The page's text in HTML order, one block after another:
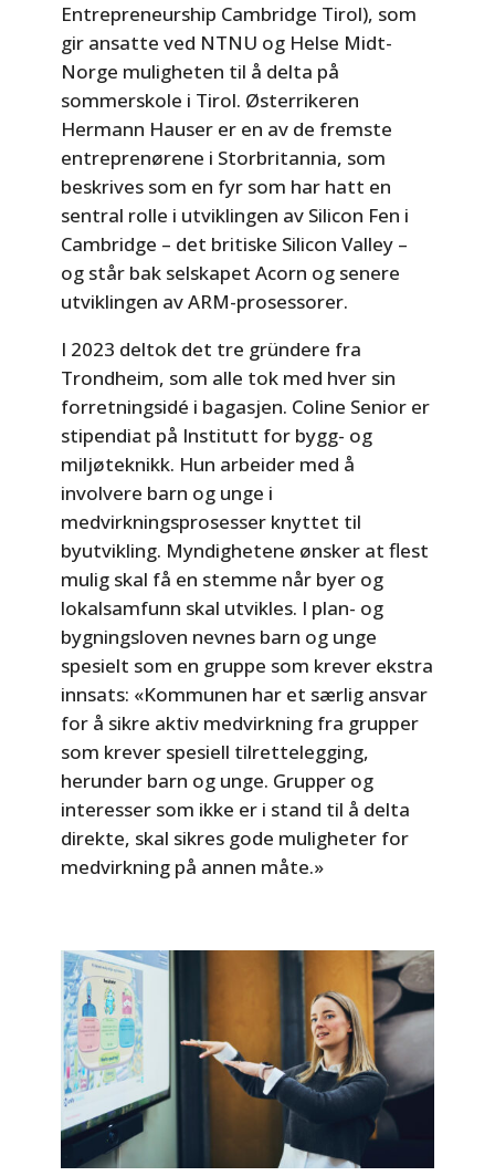
Entrepreneurship Cambridge Tirol), som
gir ansatte ved NTNU og Helse Midt-
Norge muligheten til å delta på
sommerskole i Tirol. Østerrikeren
Hermann Hauser er en av de fremste
entreprenørene i Storbritannia, som
beskrives som en fyr som har hatt en
sentral rolle i utviklingen av Silicon Fen i
Cambridge – det britiske Silicon Valley –
og står bak selskapet Acorn og senere
utviklingen av ARM-prosessorer.
I 2023 deltok det tre gründere fra
Trondheim, som alle tok med hver sin
forretningsidé i bagasjen. Coline Senior er
stipendiat på Institutt for bygg- og
miljøteknikk. Hun arbeider med å
involvere barn og unge i
medvirkningsprosesser knyttet til
byutvikling. Myndighetene ønsker at flest
mulig skal få en stemme når byer og
lokalsamfunn skal utvikles. I plan- og
bygningsloven nevnes barn og unge
spesielt som en gruppe som krever ekstra
innsats: «Kommunen har et særlig ansvar
for å sikre aktiv medvirkning fra grupper
som krever spesiell tilrettelegging,
herunder barn og unge. Grupper og
interesser som ikke er i stand til å delta
direkte, skal sikres gode muligheter for
medvirkning på annen måte.»